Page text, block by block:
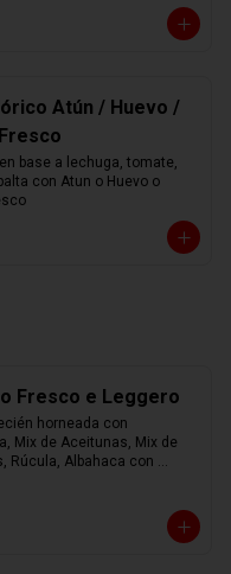
Atún / Huevo /
base a lechuga, tomate,
con Atun o Huevo o
Fresco e Leggero
horneada con
Mix de Aceitunas, Mix de
Rúcula, Albahaca con